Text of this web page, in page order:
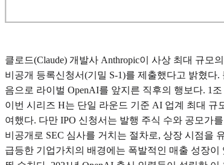
클로드(Claude) 개발사 Anthropic이 사상 최대 규모
비공개 등록신청서(기밀 S-1)를 제출했다고 밝혔다
음으로 라이벌 OpenAI를 앞지른 직후의 행보다. 1
이번 시리즈 H는 단일 라운드 기준 AI 업계 최대 규모
여했다. 다만 IPO 신청서는 발행 주식 수와 공모가
비공개로 SEC 심사를 거치는 절차로, 상장 시점을
급등한 기업가치의 배경에는 폭발적인 매출 성장이